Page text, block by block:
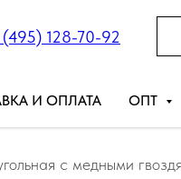
(495) 128-70-92
И ОПЛАТА ОПТ
с медными